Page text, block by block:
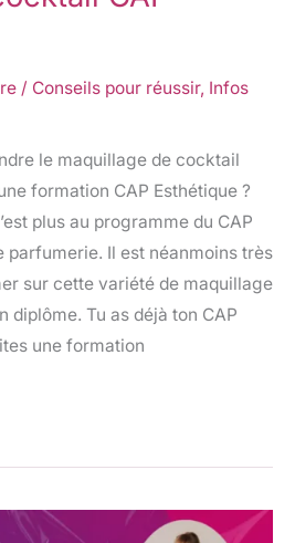
/ Conseils pour réussir, Infos
le maquillage de cocktail
formation CAP Esthétique ?
plus au programme du CAP
parfumerie. Il est néanmoins très
sur cette variété de maquillage
diplôme. Tu as déjà ton CAP
une formation